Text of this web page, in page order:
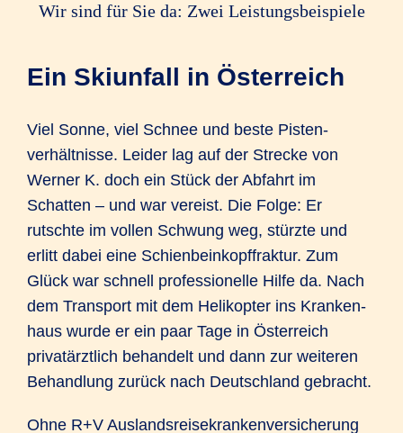
Wir sind für Sie da: Zwei Leistungsbeispiele
Ein Skiunfall in Österreich
Viel Sonne, viel Schnee und beste Pisten­
verhält­nisse. Leider lag auf der Strecke von
Werner K. doch ein Stück der Abfahrt im
Schatten – und war vereist. Die Folge: Er
rutschte im vollen Schwung weg, stürzte und
erlitt dabei eine Schien­bein­kopf­fraktur. Zum
Glück war schnell professio­nelle Hilfe da. Nach
dem Trans­port mit dem Heli­kopter ins Kranken­
haus wurde er ein paar Tage in Öster­reich
privat­ärztlich behandelt und dann zur weiteren
Behand­lung zurück nach Deutsch­land gebracht.
Ohne R+V Auslands­reise­kranken­versicherung